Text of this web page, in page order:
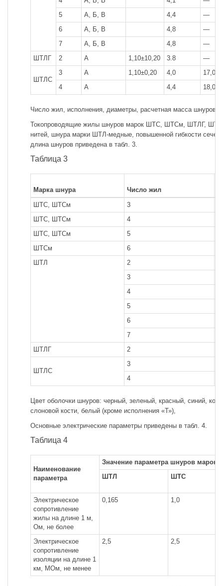
5
А, Б, В 4,4
—
6
А, Б, В 4,8
—
7
А, Б, В 4,8
—
ШТЛГ
2 А 1,10±10,20 3.8 —
ШТЛС
3 А 1,10±0,20 4,0
17,0
4
А 4,4 18,0
Число жил, исполнения, диаметры, расчетная масса шнуров
Токопроводящие жилы шнуров марок ШТС, ШТСм, ШТЛГ,
нитей, шнура марки ШТЛ-медные, повышенной гибкости
длина шнуров приведена в табл. 3.
Таблица 3
Марка шнура Число жил
ШТС, ШТСм
3
ШТС, ШТСм
4
ШТС, ШТСм
5
ШТСм
6
ШТЛ
2
3
4
5
6
7
ШТЛГ
2
ШТЛС
3
4
Цвет оболочки шнуров: черный, зеленый, красный, синий,
слоновой кости, белый (кроме исполнения «Т»),
Основные электрические параметры приведены в табл. 4.
Таблица 4
Наименование
параметра
Значение параметра шнуров марок
ШТЛ
ШТС
Электрическое
сопротивление
жилы на длине 1 м,
Ом, не более
0,165 1,0
Электрическое
сопротивление
изоляции на длине 1
км, МОм, не менее
2,5 2,5